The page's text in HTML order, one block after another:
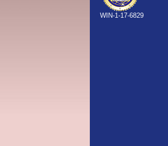
WIN-1-17-6829